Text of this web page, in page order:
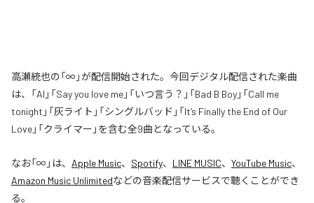
高瀬統也の「∞」が配信開始された。今回デジタル配信された楽曲
は、「AI」「Say you love me」「いつ言う？」「Bad B Boy」「Call me
tonight」「灰ライト」「シングルバッド」「It’s Finally the End of Our
Love」「クライマー」を含む全9曲となっている。
なお「∞ 」は、 Apple Music、 Spotify、 LINE MUSIC、 YouTube Music、
Amazon Music Unlimitedなどの音楽配信サービスで聴くことができ
る。